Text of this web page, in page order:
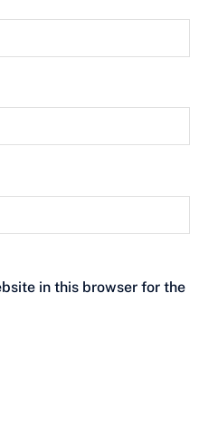
in this browser for the